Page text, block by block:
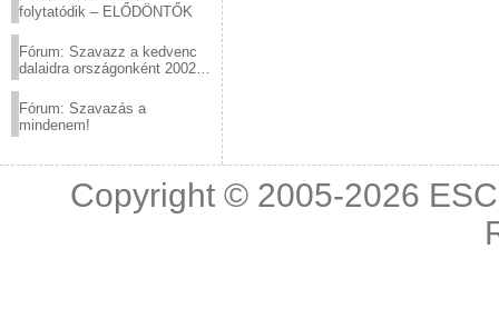
folytatódik – ELŐDÖNTŐK
Fórum: Szavazz a kedvenc
dalaidra országonként 2002
Fórum: Szavazás a
mindenem!
Copyright © 2005-2026